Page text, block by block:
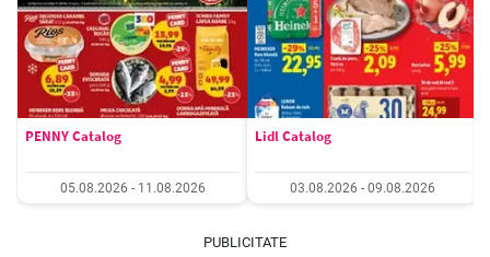
PENNY Catalog
05.08.2026 - 11.08.2026
Lidl Catalog
03.08.2026 - 09.08.2026
PUBLICITATE